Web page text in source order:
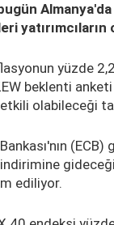
yatırımcıların
yüzde
beklenti anketi
olabileceği
(ECB)
ediliyor.